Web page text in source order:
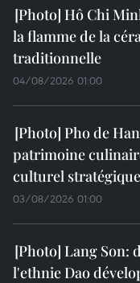
Hô Chi
la flamme de la
traditionnelle
04/08/2026 01:00
Pho de
patrimoine
culturel stratégique
03/08/2026 01:00
Lang Son:
l'ethnie Dao